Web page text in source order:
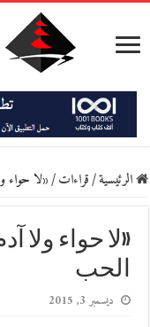
الرئيسية/قراءات/«لا حواء
«لا حواء ولا
الحب
ديسمبر 3, 2015